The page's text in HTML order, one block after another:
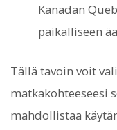
Kanadan
paikalliseen
Tällä tavoin voit
matkakohteeseesi
mahdollistaa